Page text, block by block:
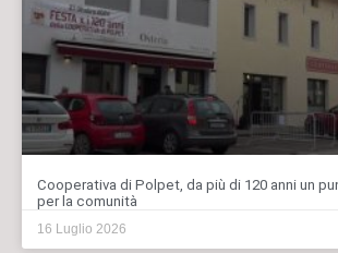
Cooperativa di Polpet, da più di 120 anni un
per la comunità
16 Luglio 2026